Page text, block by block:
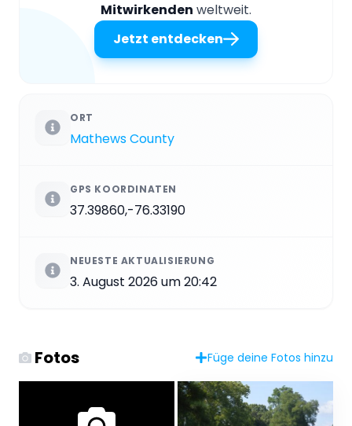
Mitwirkenden weltweit.
Jetzt entdecken
ORT
Mathews County
GPS KOORDINATEN
37.39860,-76.33190
NEUESTE AKTUALISIERUNG
3. August 2026 um 20:42
Fotos Füge deine Fotos hinzu